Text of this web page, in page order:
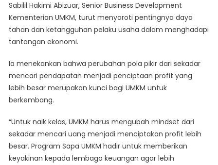
Sabilil Hakimi Abizuar, Senior Business Development
Kementerian UMKM, turut menyoroti pentingnya daya
tahan dan ketangguhan pelaku usaha dalam menghadapi
tantangan ekonomi.
Ia menekankan bahwa perubahan pola pikir dari sekadar
mencari pendapatan menjadi penciptaan profit yang
lebih besar merupakan kunci bagi UMKM untuk
berkembang.
“Untuk naik kelas, UMKM harus mengubah mindset dari
sekadar mencari uang menjadi menciptakan profit lebih
besar. Program Sapa UMKM hadir untuk memberikan
keyakinan kepada lembaga keuangan agar lebih